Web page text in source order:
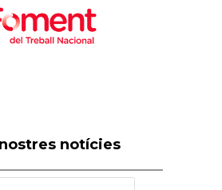
notícies